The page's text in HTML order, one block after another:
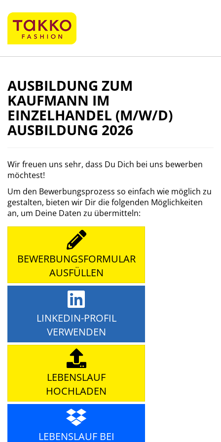
AUSBILDUNG ZUM
KAUFMANN IM
EINZELHANDEL (M/W/D)
AUSBILDUNG 2026
Wir freuen uns sehr, dass Du Dich bei uns bewerben
möchtest!
Um den Bewerbungsprozess so einfach wie möglich zu
gestalten, bieten wir Dir die folgenden Möglichkeiten
an, um Deine Daten zu übermitteln:
BEWERBUNGSFORMULAR
AUSFÜLLEN
LINKEDIN-PROFIL
VERWENDEN
LEBENSLAUF
HOCHLADEN
LEBENSLAUF BEI